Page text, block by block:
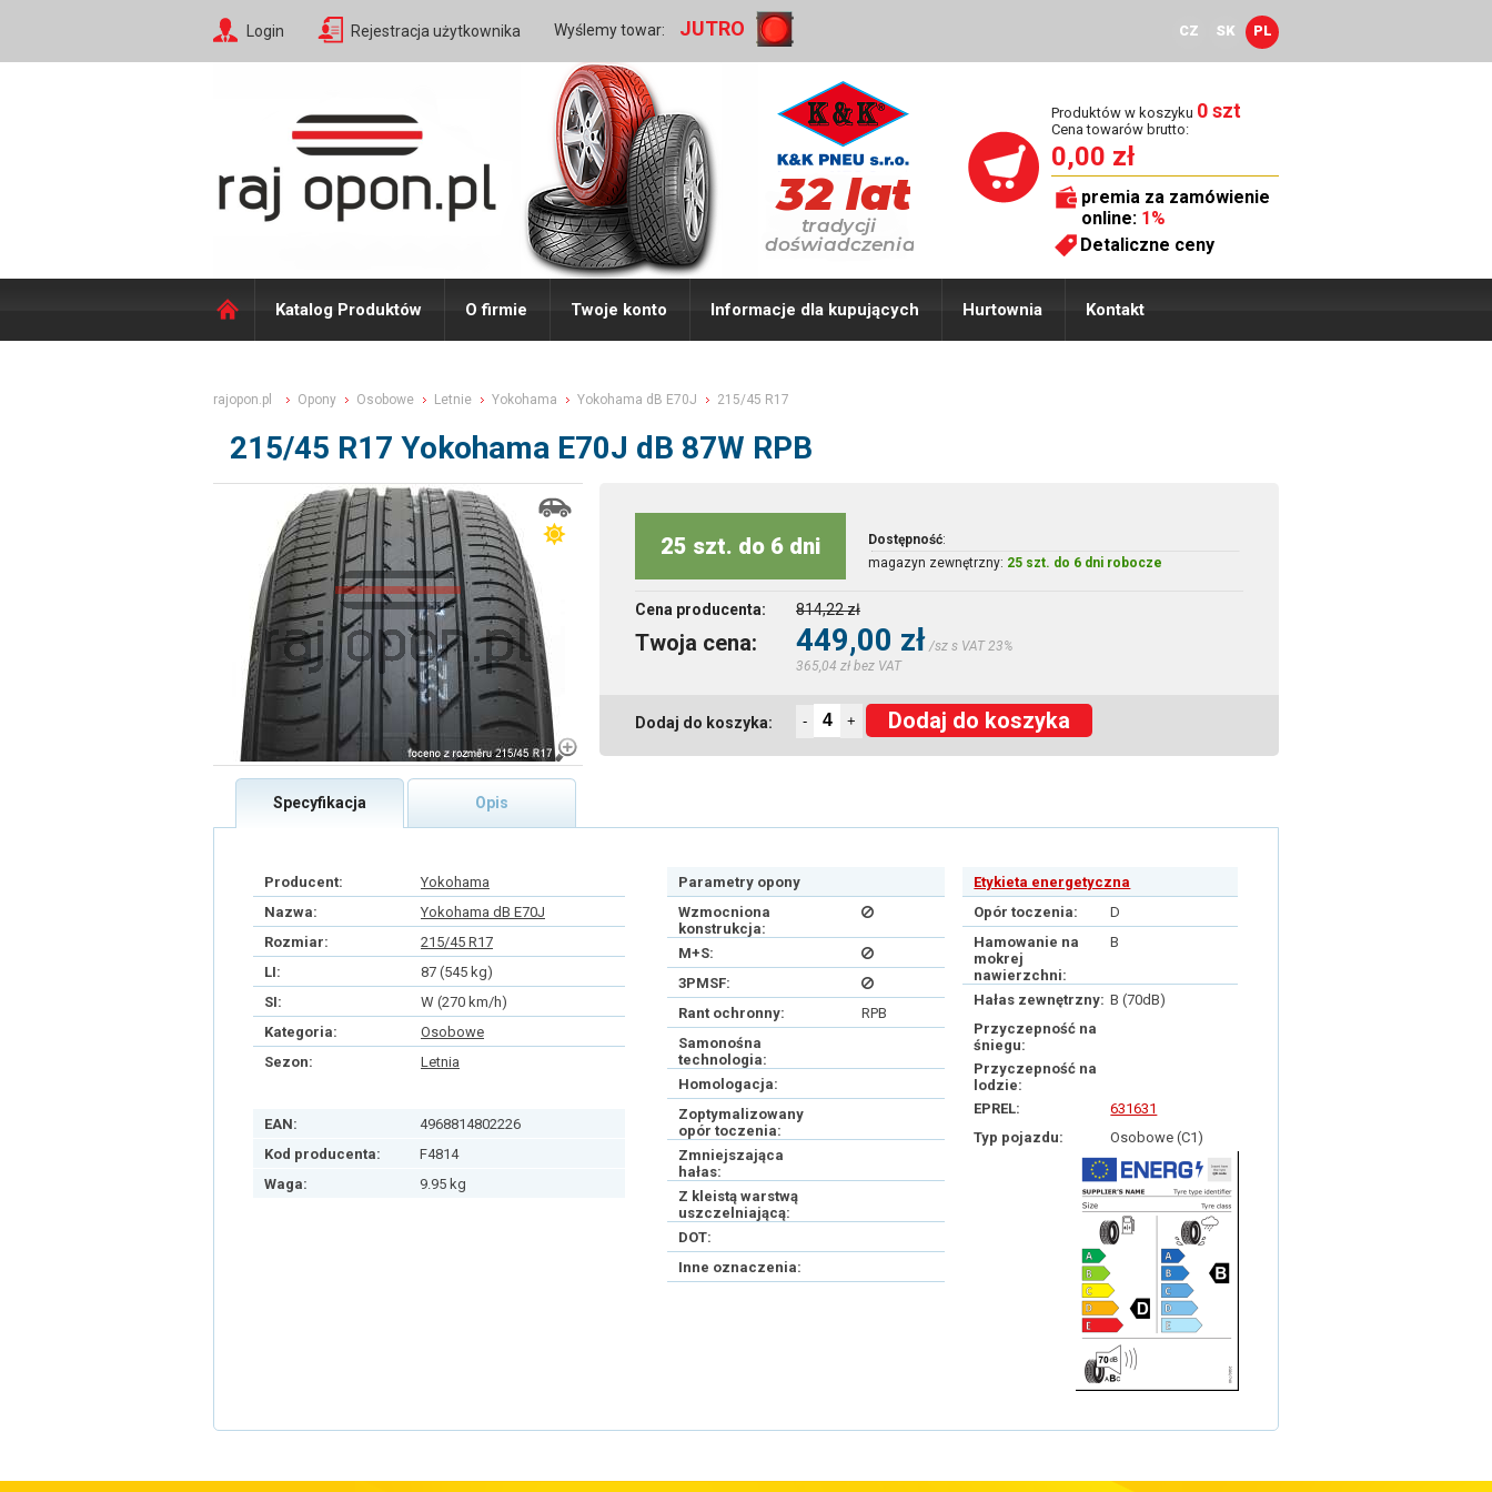
Login Rejestracja użytkownika Wyślemy towar: JUTRO CZ SK PL
Produktów w koszyku 0 szt
Cena towarów brutto:
0,00 zł
premia za zamówienie
online: 1%
Detaliczne ceny
Katalog Produktów O firmie Twoje konto Informacje dla kupujących Hurtownia Kontakt
rajopon.pl Opony Osobowe Letnie Yokohama Yokohama dB E70J 215/45 R17
215/45 R17 Yokohama E70J dB 87W RPB
25 szt. do 6 dni Dostępność:
magazyn zewnętrzny: 25 szt. do 6 dni robocze
Cena producenta: 814,22 zł
Twoja cena: 449,00 zł /sz s VAT 23%
365,04 zł bez VAT
Dodaj do koszyka: - + Dodaj do koszyka
Specyfikacja Opis
Producent:
Yokohama
Nazwa:
Yokohama dB E70J
Rozmiar:
215/45 R17
LI:
87 (545 kg)
SI:
W (270 km/h)
Kategoria:
Osobowe
Sezon:
Letnia
EAN:
4968814802226
Kod producenta:
F4814
Waga:
9.95 kg
Parametry opony
Wzmocniona
konstrukcja:
M+S:
3PMSF:
Rant ochronny:
RPB
Samonośna
technologia:
Homologacja:
Zoptymalizowany
opór toczenia:
Zmniejszająca
hałas:
Z kleistą warstwą
uszczelniającą:
DOT:
Inne oznaczenia:
Etykieta energetyczna
Opór toczenia:
D
Hamowanie na
mokrej
nawierzchni:
B
Hałas zewnętrzny: B (70dB)
Przyczepność na
śniegu:
Przyczepność na
lodzie:
EPREL:
631631
Typ pojazdu:
Osobowe (C1)